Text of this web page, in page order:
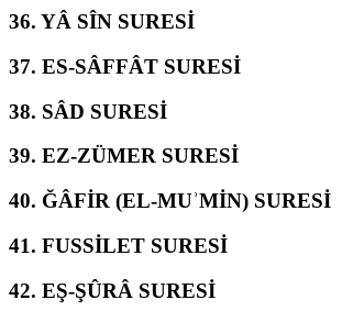
36. YÂ SÎN SURESİ
37. ES-SÂFFÂT SURESİ
38. SÂD SURESİ
39. EZ-ZÜMER SURESİ
40. ĞÂFİR (EL-MUʾMİN) SURESİ
41. FUSSİLET SURESİ
42. EŞ-ŞÛRÂ SURESİ